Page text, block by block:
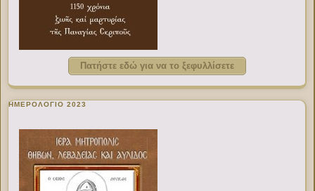
Πατήστε εδώ για να το ξεφυλλίσετε
ΗΜΕΡΟΛΟΓΙΟ 2023